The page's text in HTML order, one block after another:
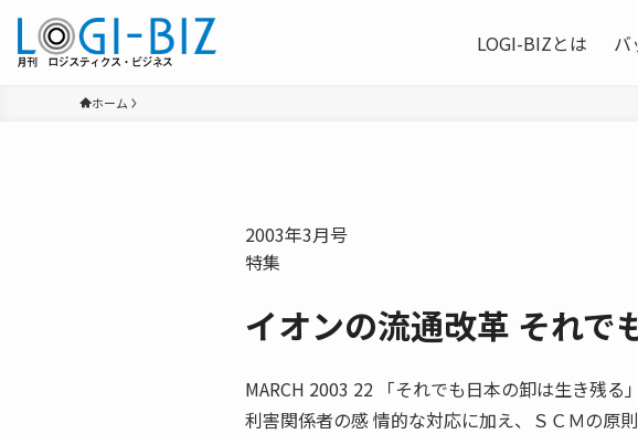
LOGI-BIZとは バ
ホーム
2003年3月号
特集
イオンの流通改革 それで
MARCH 2003 22 「それでも日本の卸は生き残る
利害関係者の感 情的な対応に加え、ＳＣＭの原